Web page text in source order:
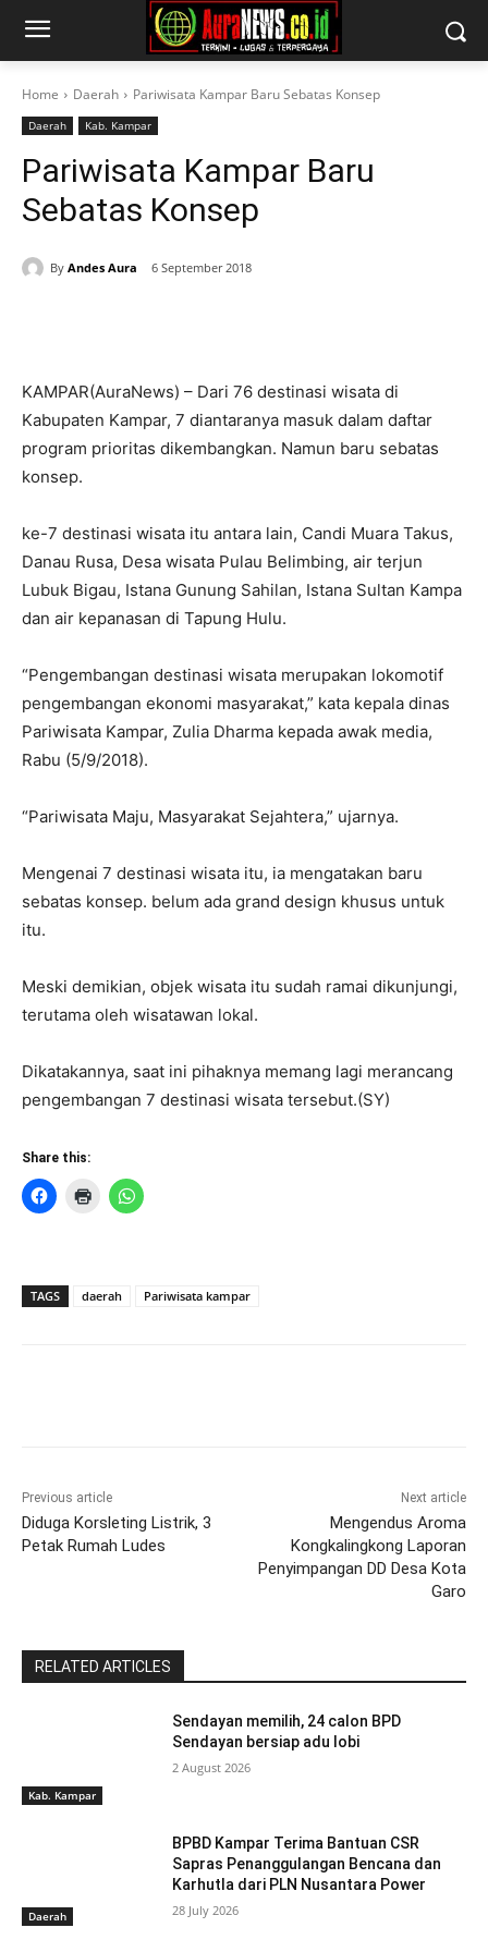
Home Daerah Pariwisata Kampar Baru Sebatas Konsep
Daerah Kab. Kampar
Pariwisata Kampar Baru
Sebatas Konsep
By Andes Aura 6 September 2018
KAMPAR(AuraNews) – Dari 76 destinasi wisata di
Kabupaten Kampar, 7 diantaranya masuk dalam daftar
program prioritas dikembangkan. Namun baru sebatas
konsep.
ke-7 destinasi wisata itu antara lain, Candi Muara Takus,
Danau Rusa, Desa wisata Pulau Belimbing, air terjun
Lubuk Bigau, Istana Gunung Sahilan, Istana Sultan Kampa
dan air kepanasan di Tapung Hulu.
“Pengembangan destinasi wisata merupakan lokomotif
pengembangan ekonomi masyarakat,” kata kepala dinas
Pariwisata Kampar, Zulia Dharma kepada awak media,
Rabu (5/9/2018).
“Pariwisata Maju, Masyarakat Sejahtera,” ujarnya.
Mengenai 7 destinasi wisata itu, ia mengatakan baru
sebatas konsep. belum ada grand design khusus untuk
itu.
Meski demikian, objek wisata itu sudah ramai dikunjungi,
terutama oleh wisatawan lokal.
Dikatakannya, saat ini pihaknya memang lagi merancang
pengembangan 7 destinasi wisata tersebut.(SY)
Share this:
TAGS daerah Pariwisata kampar
Previous article
Diduga Korsleting Listrik, 3
Petak Rumah Ludes
Next article
Mengendus Aroma
Kongkalingkong Laporan
Penyimpangan DD Desa Kota
Garo
RELATED ARTICLES
Kab. Kampar
Sendayan memilih, 24 calon BPD
Sendayan bersiap adu lobi
2 August 2026
Daerah
BPBD Kampar Terima Bantuan CSR
Sapras Penanggulangan Bencana dan
Karhutla dari PLN Nusantara Power
28 July 2026